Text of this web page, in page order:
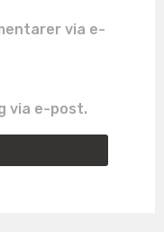
via e-
via e-post.